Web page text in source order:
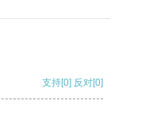
支持[0] 反对[0]